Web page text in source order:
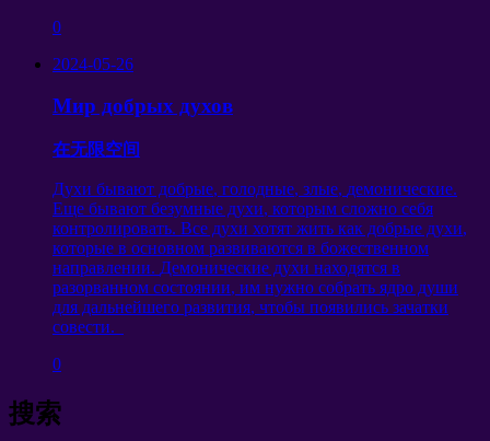
0
2024-05-26
Мир добрых духов
在无限空间
Духи бывают добрые, голодные, злые, демонические.
Еще бывают безумные духи, которым сложно себя
контролировать. Все духи хотят жить как добрые духи,
которые в основном развиваются в божественном
направлении. Демонические духи находятся в
разорванном состоянии, им нужно собрать ядро души
для дальнейшего развития, чтобы появились зачатки
совести.
0
搜索